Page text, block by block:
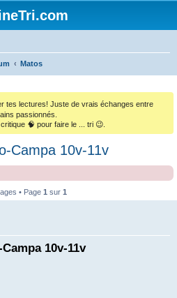
Matos
tes lectures! Juste de vrais échanges entre
passionnés.
🧠 pour faire le ... tri 😉.
Campa 10v-11v
• Page 1 sur 1
10v-11v